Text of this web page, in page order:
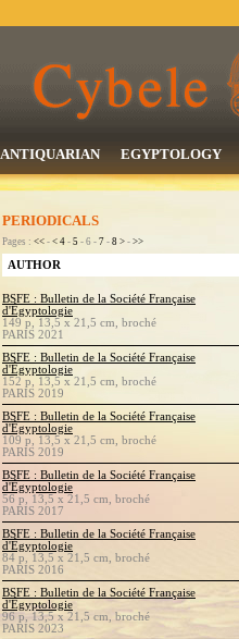
ANTIQUARIAN EGYPTOLOGY
PERIODICALS
Pages : << - < 4 - 5 - 6 - 7 - 8 > - >>
AUTHOR
BSFE : Bulletin de la Société Française
d'Égyptologie
149 p, 13,5 x 21,5 cm, broché
PARIS 2021
BSFE : Bulletin de la Société Française
d'Égyptologie
152 p, 13,5 x 21,5 cm, broché
PARIS 2019
BSFE : Bulletin de la Société Française
d'Égyptologie
109 p, 13,5 x 21,5 cm, broché
PARIS 2019
BSFE : Bulletin de la Société Française
d'Égyptologie
56 p, 13,5 x 21,5 cm, broché
PARIS 2017
BSFE : Bulletin de la Société Française
d'Égyptologie
84 p, 13,5 x 21,5 cm, broché
PARIS 2016
BSFE : Bulletin de la Société Française
d'Égyptologie
96 p, 13,5 x 21,5 cm, broché
PARIS 2023